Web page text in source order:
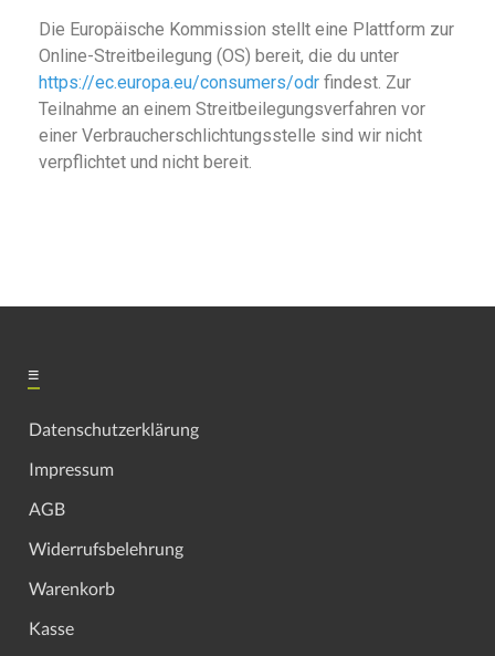
Die Europäische Kommission stellt eine Plattform zur
Online-Streitbeilegung (OS) bereit, die du unter
https://ec.europa.eu/consumers/odr findest. Zur
Teilnahme an einem Streitbeilegungsverfahren vor
einer Verbraucherschlichtungsstelle sind wir nicht
verpflichtet und nicht bereit.
≡
Datenschutzerklärung
Impressum
AGB
Widerrufsbelehrung
Warenkorb
Kasse